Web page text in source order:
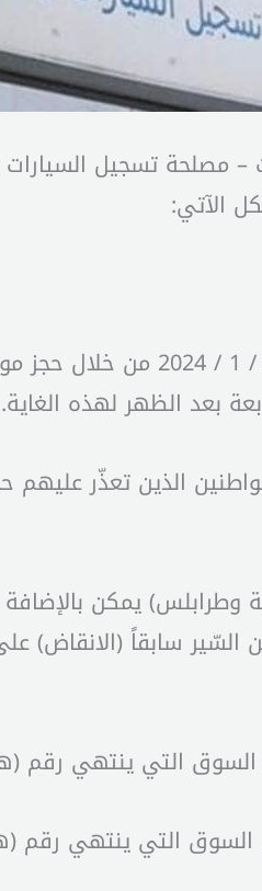
– مصلحة تسجيل
الآتي:
– يومي الثلاثاء
الخميس الواقع في 4 /1/ 2024
يمكن بالإضافة
السّير سابقاً
التي ينتهي رقم
التي ينتهي رقم